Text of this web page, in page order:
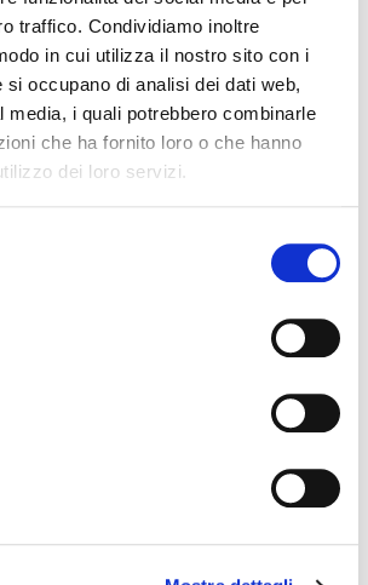
traffico. Condividiamo inoltre
in cui utilizza il nostro sito con i
si occupano di analisi dei dati web,
media, i quali potrebbero combinarle
che ha fornito loro o che hanno
dei loro servizi.